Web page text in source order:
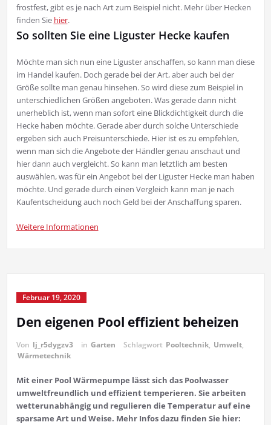
frostfest, gibt es je nach Art zum Beispiel nicht. Mehr über Hecken
finden Sie hier.
So sollten Sie eine Liguster Hecke kaufen
Möchte man sich nun eine Liguster anschaffen, so kann man diese
im Handel kaufen. Doch gerade bei der Art, aber auch bei der
Größe sollte man genau hinsehen. So wird diese zum Beispiel in
unterschiedlichen Größen angeboten. Was gerade dann nicht
unerheblich ist, wenn man sofort eine Blickdichtigkeit durch die
Hecke haben möchte. Gerade aber durch solche Unterschiede
ergeben sich auch Preisunterschiede. Hier ist es zu empfehlen,
wenn man sich die Angebote der Händler genau anschaut und
hier dann auch vergleicht. So kann man letztlich am besten
auswählen, was für ein Angebot bei der Liguster Hecke man haben
möchte. Und gerade durch einen Vergleich kann man je nach
Kaufentscheidung auch noch Geld bei der Anschaffung sparen.
Weitere Informationen
Februar 19, 2020
Den eigenen Pool effizient beheizen
Von lj_r5dygzv3 in Garten Schlagwort Pooltechnik, Umwelt,
Wärmetechnik
Mit einer Pool Wärmepumpe lässt sich das Poolwasser
umweltfreundlich und effizient temperieren. Sie arbeiten
wetterunabhängig und regulieren die Temperatur auf eine
sparsame Art und Weise. Mehr Infos dazu finden Sie hier: